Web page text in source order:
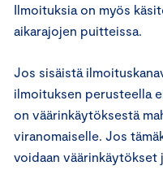
Ilmoituksia on myös
aikarajojen puitteissa.
Jos sisäistä
ilmoituksen perusteella
on väärinkäytöksestä
viranomaiselle. Jos
voidaan väärinkäytökset